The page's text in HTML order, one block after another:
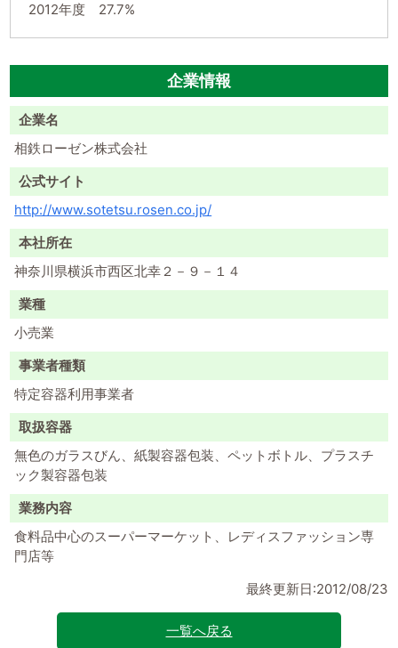
2012年度 27.7%
企業情報
企業名
相鉄ローゼン株式会社
公式サイト
http://www.sotetsu.rosen.co.jp/
本社所在
神奈川県横浜市西区北幸２－９－１４
業種
小売業
事業者種類
特定容器利用事業者
取扱容器
無色のガラスびん、紙製容器包装、ペットボトル、プラスチ
ック製容器包装
業務内容
食料品中心のスーパーマーケット、レディスファッション専
門店等
最終更新日:2012/08/23
一覧へ戻る